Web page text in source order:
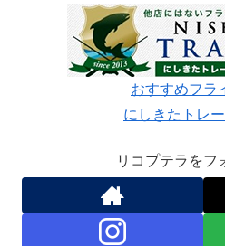
おすすめフラ
にしきたトレ
リコプテラをフ